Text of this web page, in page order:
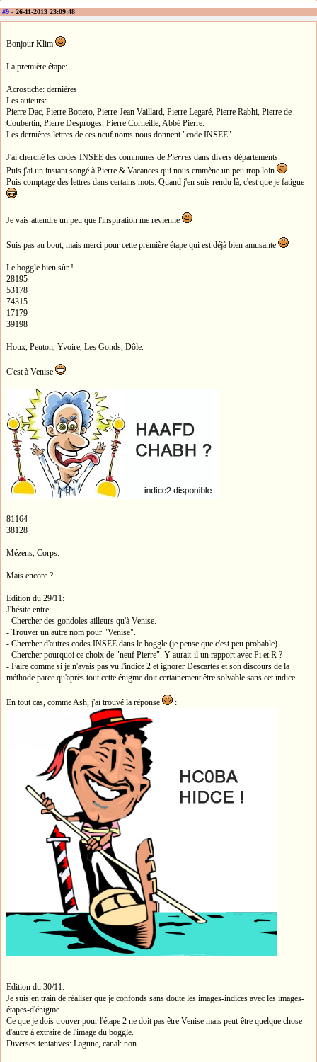
#9 - 26-11-2013 23:09:48
Bonjour Klim
La première étape:
Acrostiche: dernières
Les auteurs:
Pierre Dac, Pierre Bottero, Pierre-Jean Vaillard, Pierre Legaré, Pierre Rabhi, Pierre de
Coubertin, Pierre Desproges, Pierre Corneille, Abbé Pierre.
Les dernières lettres de ces neuf noms nous donnent "code INSEE".
J'ai cherché les codes INSEE des communes de Pierres dans divers départements.
Puis j'ai un instant songé à Pierre & Vacances qui nous emmène un peu trop loin
Puis comptage des lettres dans certains mots. Quand j'en suis rendu là, c'est que je fatigue
Je vais attendre un peu que l'inspiration me revienne
Suis pas au bout, mais merci pour cette première étape qui est déjà bien amusante
Le boggle bien sûr !
28195
53178
74315
17179
39198
Houx, Peuton, Yvoire, Les Gonds, Dôle.
C'est à Venise
81164
38128
Mézens, Corps.
Mais encore ?
Edition du 29/11:
J'hésite entre:
- Chercher des gondoles ailleurs qu'à Venise.
- Trouver un autre nom pour "Venise".
- Chercher d'autres codes INSEE dans le boggle (je pense que c'est peu probable)
- Chercher pourquoi ce choix de "neuf Pierre". Y-aurait-il un rapport avec Pi et R ?
- Faire comme si je n'avais pas vu l'indice 2 et ignorer Descartes et son discours de la
méthode parce qu'après tout cette énigme doit certainement être solvable sans cet indice...
En tout cas, comme Ash, j'ai trouvé la réponse :
Edition du 30/11:
Je suis en train de réaliser que je confonds sans doute les images-indices avec les images-
étapes-d'énigme...
Ce que je dois trouver pour l'étape 2 ne doit pas être Venise mais peut-être quelque chose
d'autre à extraire de l'image du boggle.
Diverses tentatives: Lagune, canal: non.